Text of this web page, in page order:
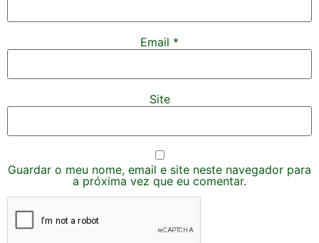
Email *
Site
Guardar o meu nome, email e site neste navegador para
a próxima vez que eu comentar.